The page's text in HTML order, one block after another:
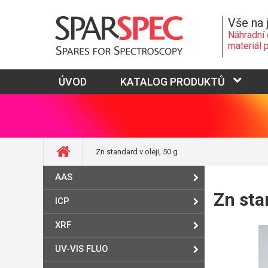
Vše na
materiál
ÚVOD KATALOG PRODUKTŮ
Zn standard v oleji, 50 g
AAS
ICP
XRF
UV-VIS FLUO
Zn